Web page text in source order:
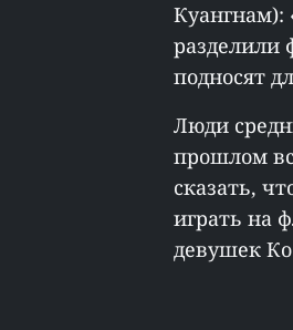
Куангнам):
разделили
подносят
Люди
прошлом
сказать,
играть на
девушек Ко